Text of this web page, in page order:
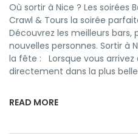
Où sortir à Nice ? Les soirées
Crawl & Tours la soirée
Découvrez les meilleurs
nouvelles personnes. Sortir à
la fête : Lorsque vous arrivez
directement dans la plus
READ MORE